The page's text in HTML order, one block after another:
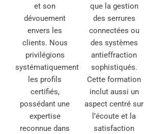
et son
dévouement
envers les
clients. Nous
privilégions
systématiquement
les profils
certifiés,
possédant une
expertise
reconnue dans
que la gestion
des serrures
connectées ou
des systèmes
antieffraction
sophistiqués.
Cette formation
inclut aussi un
aspect centré sur
l’écoute et la
satisfaction